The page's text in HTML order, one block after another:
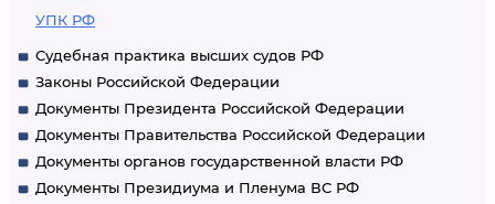
УПК РФ
Судебная практика высших судов РФ
Законы Российской Федерации
Документы Президента Российской Федерации
Документы Правительства Российской Федерации
Документы органов государственной власти РФ
Документы Президиума и Пленума ВС РФ